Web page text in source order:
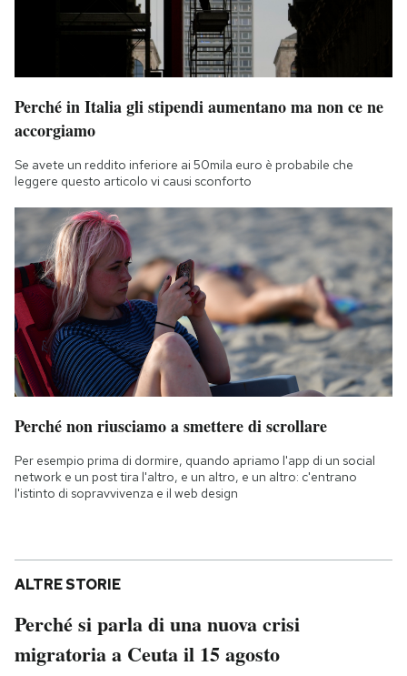
Perché in Italia gli stipendi aumentano ma non ce ne
accorgiamo
Se avete un reddito inferiore ai 50mila euro è probabile che
leggere questo articolo vi causi sconforto
Perché non riusciamo a smettere di scrollare
Per esempio prima di dormire, quando apriamo l'app di un social
network e un post tira l'altro, e un altro, e un altro: c'entrano
l'istinto di sopravvivenza e il web design
ALTRE STORIE
Perché si parla di una nuova crisi
migratoria a Ceuta il 15 agosto